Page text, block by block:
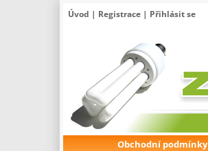
Úvod | Registrace | Přihlásit se
Obchodní podmínky